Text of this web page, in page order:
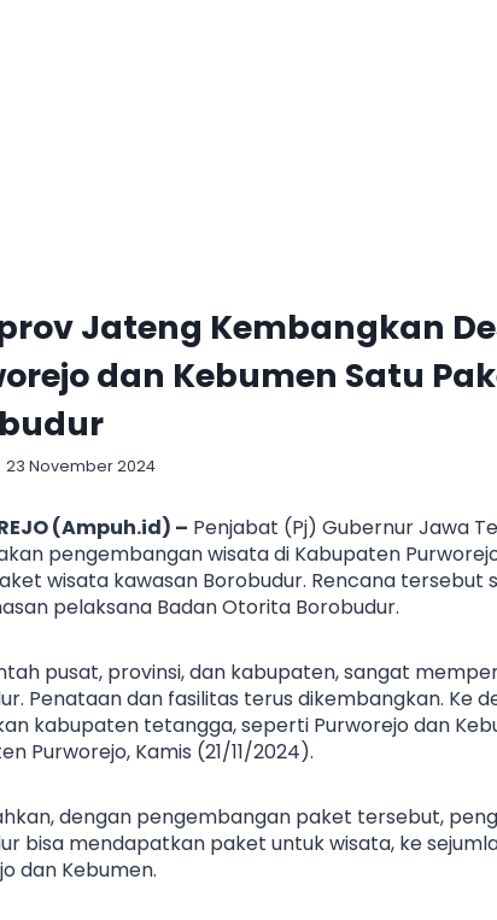
Jateng Kembangkan
dan Kebumen Satu
23 November 2024
(Ampuh.id) – Penjabat (Pj) Gubernur Jawa
pengembangan wisata di Kabupaten
wisata kawasan Borobudur. Rencana tersebut
pelaksana Badan Otorita Borobudur.
pusat, provinsi, dan kabupaten, sangat
Penataan dan fasilitas terus dikembangkan. Ke
kabupaten tetangga, seperti Purworejo dan
Purworejo, Kamis (21/11/2024).
dengan pengembangan paket tersebut,
bisa mendapatkan paket untuk wisata, ke
dan Kebumen.